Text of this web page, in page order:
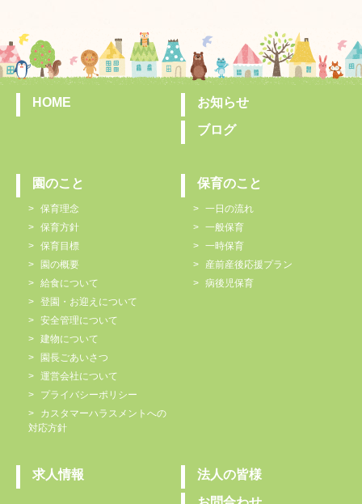
HOME
お知らせ
ブログ
園のこと
保育理念
保育方針
保育目標
園の概要
給食について
登園・お迎えについて
安全管理について
建物について
園長ごあいさつ
運営会社について
プライバシーポリシー
カスタマーハラスメントへの
対応方針
保育のこと
一日の流れ
一般保育
一時保育
産前産後応援プラン
病後児保育
求人情報
法人の皆様